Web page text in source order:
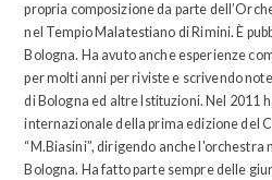
propria composizione da parte
nel Tempio Malatestiano di Rimini. È
Bologna. Ha avuto anche esperienze
per molti anni per riviste e scrivendo
di Bologna ed altre Istituzioni. Nel 2011
internazionale della prima edizione del
“M.Biasini”, dirigendo anche
Bologna. Ha fatto parte sempre delle